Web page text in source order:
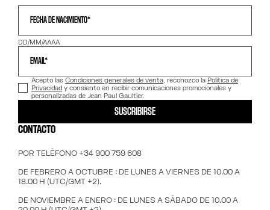
FECHA DE NACIMIENTO*
DD/MM/AAAA
EMAIL*
Acepto las Condiciones generales de venta , reconozco la Política de
Privacidad y consiento en recibir comunicaciones promocionales y
personalizadas de Jean Paul Gaultier.
SUSCRIBIRSE
CONTACTO
POR TELÉFONO +34 900 759 608
DE FEBRERO A OCTUBRE : DE LUNES A VIERNES DE 10.00 A
18.00 H (UTC/GMT +2).
DE NOVIEMBRE A ENERO : DE LUNES A SÁBADO DE 10.00 A